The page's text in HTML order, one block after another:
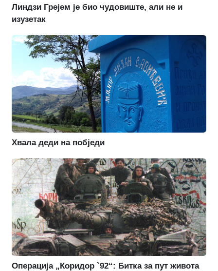
Линдзи Грејем је био чудовиште, али не и
изузетак
Хвала деди на побједи
Операција „Коридор `92“: Битка за пут живота